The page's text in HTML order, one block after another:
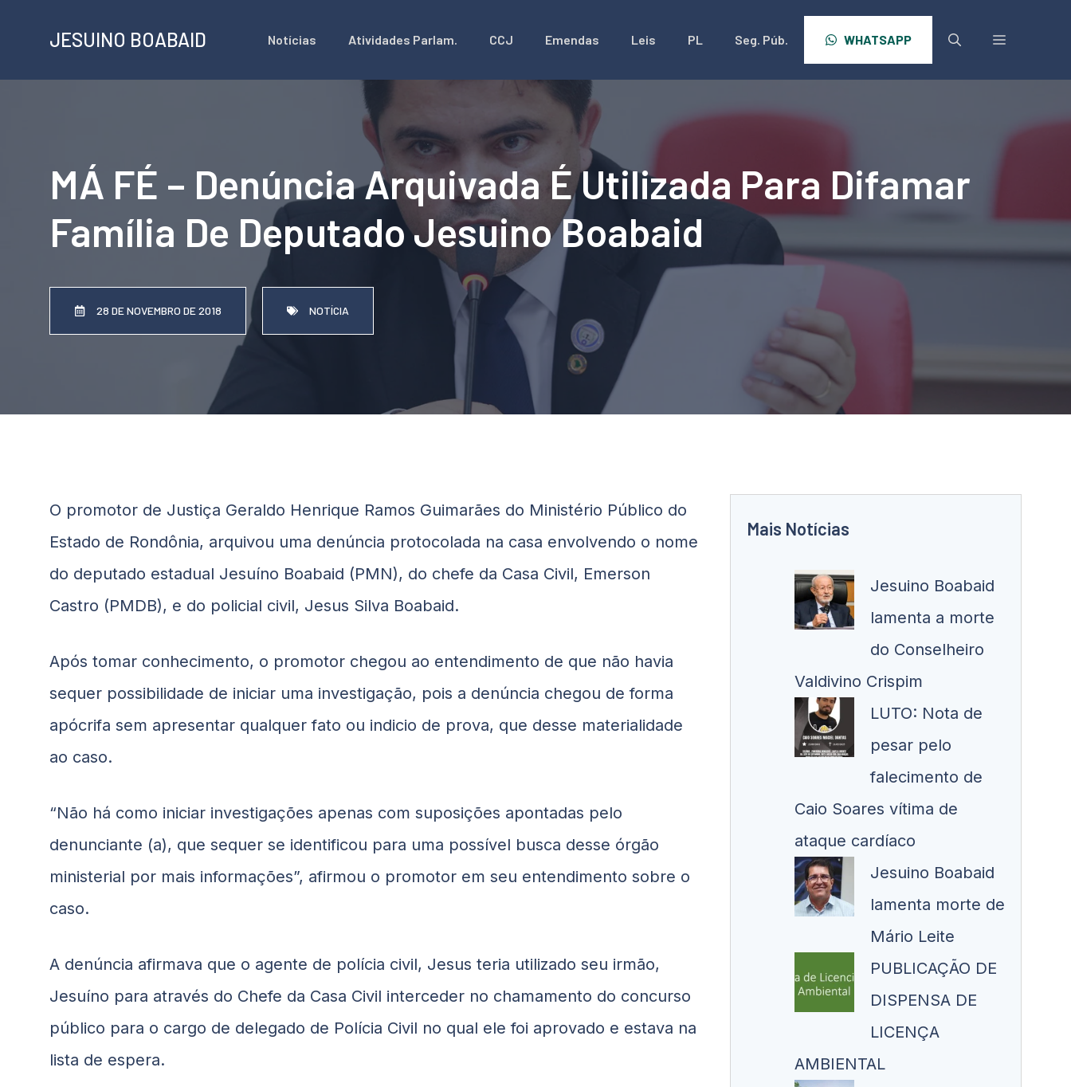
o
JESUINO BOABAID Notícias Atividades Parlam. CCJ Emendas Leis PL Seg. Púb. WHATSAPP
MÁ FÉ – Denúncia Arquivada É Utilizada Para Difamar
Família De Deputado Jesuino Boabaid
28 DE NOVEMBRO DE 2018 NOTÍCIA
O promotor de Justiça Geraldo Henrique Ramos Guimarães do Ministério Público do
Estado de Rondônia, arquivou uma denúncia protocolada na casa envolvendo o nome
do deputado estadual Jesuíno Boabaid (PMN), do chefe da Casa Civil, Emerson
Castro (PMDB), e do policial civil, Jesus Silva Boabaid.
Após tomar conhecimento, o promotor chegou ao entendimento de que não havia
sequer possibilidade de iniciar uma investigação, pois a denúncia chegou de forma
apócrifa sem apresentar qualquer fato ou indicio de prova, que desse materialidade
ao caso.
“Não há como iniciar investigações apenas com suposições apontadas pelo
denunciante (a), que sequer se identificou para uma possível busca desse órgão
ministerial por mais informações”, afirmou o promotor em seu entendimento sobre o
caso.
A denúncia afirmava que o agente de polícia civil, Jesus teria utilizado seu irmão,
Jesuíno para através do Chefe da Casa Civil interceder no chamamento do concurso
público para o cargo de delegado de Polícia Civil no qual ele foi aprovado e estava na
lista de espera.
Mais Notícias
Jesuino Boabaid
lamenta a morte
do Conselheiro
Valdivino Crispim
LUTO: Nota de
pesar pelo
falecimento de
Caio Soares vítima de
ataque cardíaco
Jesuino Boabaid
lamenta morte de
Mário Leite
PUBLICAÇÃO DE
DISPENSA DE
LICENÇA
AMBIENTAL